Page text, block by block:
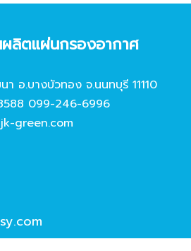
ลิตแผ่นกรองอากาศ
อ.บางบัวทอง จ.นนทบุรี 11110
099-246-6996
green.com